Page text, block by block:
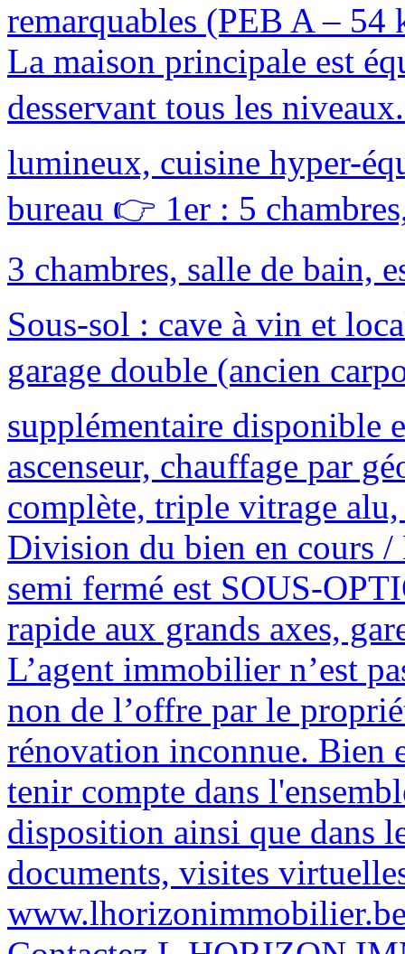
remarquables (PEB A – 54
La maison principale est
desservant tous les
lumineux, cuisine hyper-
bureau 👉 1er : 5
3 chambres, salle de bain,
Sous-sol : cave à vin et
garage double (ancien
supplémentaire disponible
ascenseur, chauffage par
complète, triple vitrage
Division du bien en cours
semi fermé est SOUS-
rapide aux grands axes,
L’agent immobilier n’est
non de l’offre par le
rénovation inconnue. Bien
tenir compte dans
disposition ainsi que dans
documents, visites